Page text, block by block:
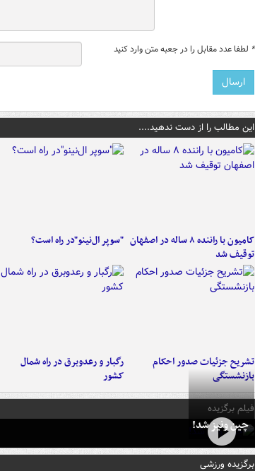
* لطفا عدد مقابل را در جعبه متن وارد کنید
این مطالب را از دست ندهید....
کامیون با راننده ۸ ساله در اصفهان
توقیف شد
"سوپر ال‌نینو"در راه است؟
تشریح جزئیات صدور احکام
بازنشستگی
رگبار و رعدوبرق در راه شمال
کشور
فیلم برگزیده
چین ونیز شد!
برگزیده ورزشی